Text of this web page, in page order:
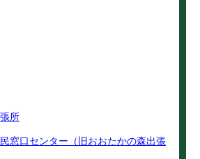
所
窓口センター（旧おおたかの森出張